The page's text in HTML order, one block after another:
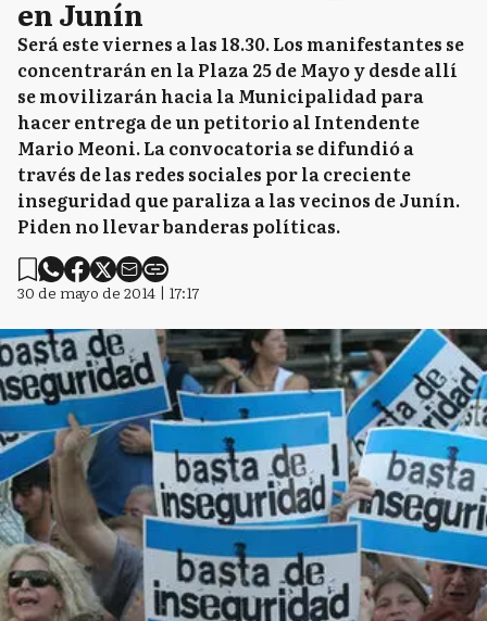
en Junín
Será este viernes a las 18.30. Los manifestantes se
concentrarán en la Plaza 25 de Mayo y desde allí
se movilizarán hacia la Municipalidad para
hacer entrega de un petitorio al Intendente
Mario Meoni. La convocatoria se difundió a
través de las redes sociales por la creciente
inseguridad que paraliza a las vecinos de Junín.
Piden no llevar banderas políticas.
30 de mayo de 2014 | 17:17